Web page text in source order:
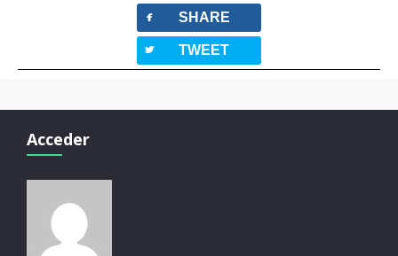
facebook SHARE
twitterbird TWEET
Acceder